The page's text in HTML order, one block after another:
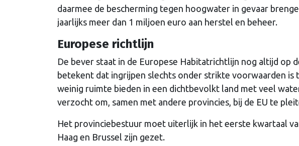
daarmee de bescherming tegen hoogwater in gevaar
jaarlijks meer dan 1 miljoen euro aan herstel en beheer.
Europese richtlijn
De bever staat in de Europese Habitatrichtlijn nog altijd op
betekent dat ingrijpen slechts onder strikte voorwaarden
weinig ruimte bieden in een dichtbevolkt land met veel
verzocht om, samen met andere provincies, bij de EU te
Het provinciebestuur moet uiterlijk in het eerste kwartaal
Haag en Brussel zijn gezet.